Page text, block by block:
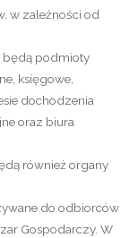
w zależności od
będą podmioty
księgowe,
dochodzenia
oraz biura
również organy
do odbiorców
Gospodarczy. W